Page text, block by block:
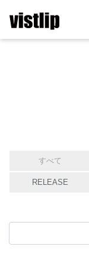
すべて
RELEASE